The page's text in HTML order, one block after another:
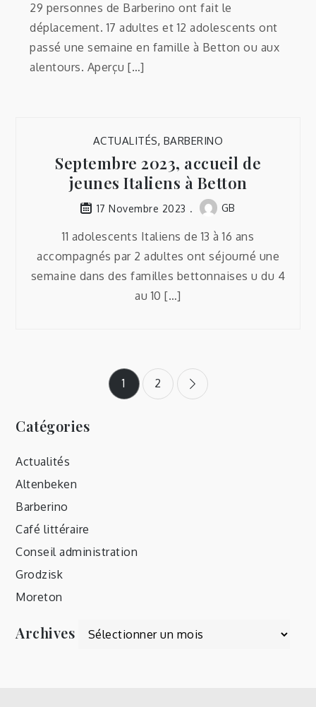
29 personnes de Barberino ont fait le
déplacement. 17 adultes et 12 adolescents ont
passé une semaine en famille à Betton ou aux
alentours. Aperçu […]
ACTUALITÉS, BARBERINO
Septembre 2023, accueil de
jeunes Italiens à Betton
17 Novembre 2023 GB
11 adolescents Italiens de 13 à 16 ans
accompagnés par 2 adultes ont séjourné une
semaine dans des familles bettonnaises u du 4
au 10 […]
Pagination
des
publications
1 2
Catégories
Actualités
Altenbeken
Barberino
Café littéraire
Conseil administration
Grodzisk
Moreton
Archives Archives